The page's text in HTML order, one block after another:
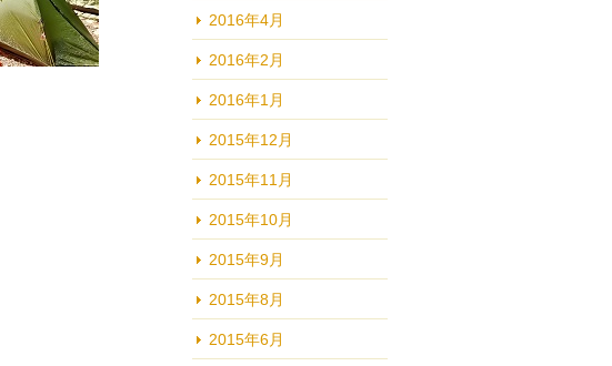
2016年4月
2016年2月
2016年1月
2015年12月
2015年11月
2015年10月
2015年9月
2015年8月
2015年6月